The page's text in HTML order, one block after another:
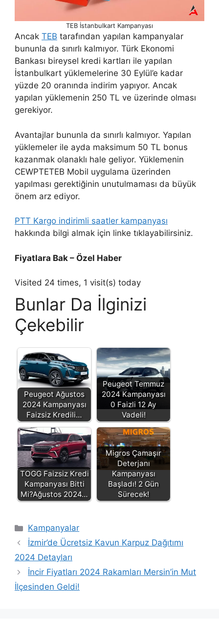
TEB İstanbulkart Kampanyası
Ancak TEB tarafından yapılan kampanyalar
bununla da sınırlı kalmıyor. Türk Ekonomi
Bankası bireysel kredi kartları ile yapılan
İstanbulkart yüklemelerine 30 Eylül’e kadar
yüzde 20 oranında indirim yapıyor. Ancak
yapılan yüklemenin 250 TL ve üzerinde olması
gerekiyor.
Avantajlar bununla da sınırlı kalmıyor. Yapılan
yüklemeler ile ayda maksimum 50 TL bonus
kazanmak olanaklı hale geliyor. Yüklemenin
CEWPTETEB Mobil uygulama üzerinden
yapılması gerektiğinin unutulmaması da büyük
önem arz ediyor.
PTT Kargo indirimli saatler kampanyası
hakkında bilgi almak için linke tıklayabilirsiniz.
Fiyatlara Bak – Özel Haber
Visited 24 times, 1 visit(s) today
Bunlar Da İlginizi
Çekebilir
Peugeot Ağustos
2024 Kampanyası
Faizsiz Kredili…
Peugeot Temmuz
2024 Kampanyası
0 Faizli 12 Ay
Vadeli!
TOGG Faizsiz Kredi
Kampanyası Bitti
Mi?Ağustos 2024…
Migros Çamaşır
Deterjanı
Kampanyası
Başladı! 2 Gün
Sürecek!
Kategoriler
Kampanyalar
İzmir’de Ücretsiz Kavun Karpuz Dağıtımı
2024 Detayları
İncir Fiyatları 2024 Rakamları Mersin’in Mut
İlçesinden Geldi!